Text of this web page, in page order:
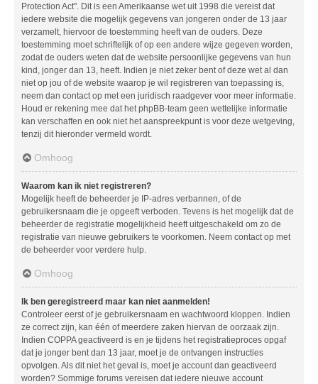
Protection Act". Dit is een Amerikaanse wet uit 1998 die vereist dat
iedere website die mogelijk gegevens van jongeren onder de 13 jaar
verzamelt, hiervoor de toestemming heeft van de ouders. Deze
toestemming moet schriftelijk of op een andere wijze gegeven worden,
zodat de ouders weten dat de website persoonlijke gegevens van hun
kind, jonger dan 13, heeft. Indien je niet zeker bent of deze wet al dan
niet op jou of de website waarop je wil registreren van toepassing is,
neem dan contact op met een juridisch raadgever voor meer informatie.
Houd er rekening mee dat het phpBB-team geen wettelijke informatie
kan verschaffen en ook niet het aanspreekpunt is voor deze wetgeving,
tenzij dit hieronder vermeld wordt.
Omhoog
Waarom kan ik niet registreren?
Mogelijk heeft de beheerder je IP-adres verbannen, of de
gebruikersnaam die je opgeeft verboden. Tevens is het mogelijk dat de
beheerder de registratie mogelijkheid heeft uitgeschakeld om zo de
registratie van nieuwe gebruikers te voorkomen. Neem contact op met
de beheerder voor verdere hulp.
Omhoog
Ik ben geregistreerd maar kan niet aanmelden!
Controleer eerst of je gebruikersnaam en wachtwoord kloppen. Indien
ze correct zijn, kan één of meerdere zaken hiervan de oorzaak zijn.
Indien COPPA geactiveerd is en je tijdens het registratieproces opgaf
dat je jonger bent dan 13 jaar, moet je de ontvangen instructies
opvolgen. Als dit niet het geval is, moet je account dan geactiveerd
worden? Sommige forums vereisen dat iedere nieuwe account